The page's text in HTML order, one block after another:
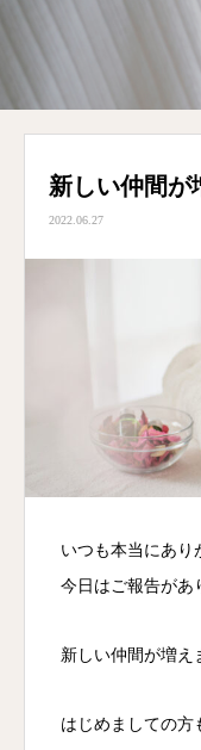
新しい仲間
2022.06.27
いつも本当にあ
今日はご報告が
新しい仲間が増
はじめましての方